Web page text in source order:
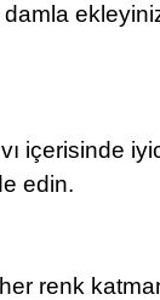
içerisinde
edin.
renk